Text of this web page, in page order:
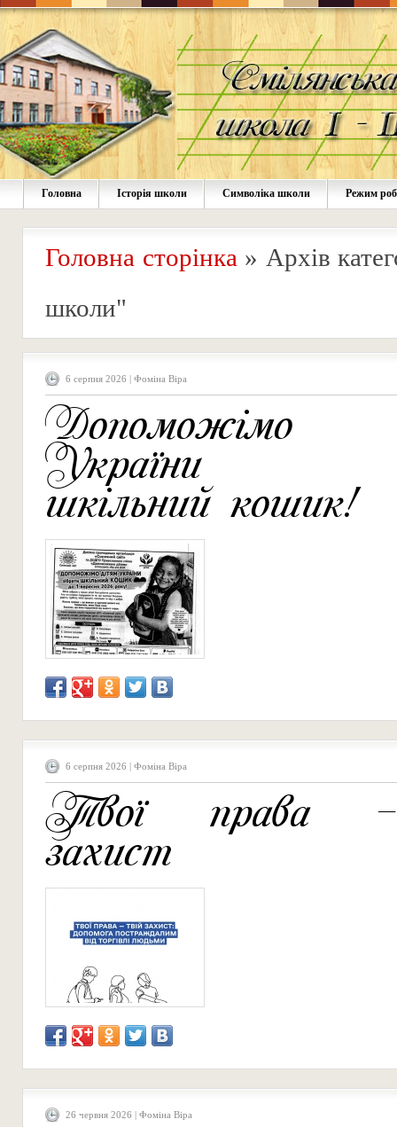
Головна Історія школи Символіка школи Режим
Головна сторінка » Архів
школи"
6 серпня 2026 | Фоміна Віра
Допоможімо
України
шкільний кошик!
6 серпня 2026 | Фоміна Віра
Твої права
захист
26 червня 2026 | Фоміна Віра